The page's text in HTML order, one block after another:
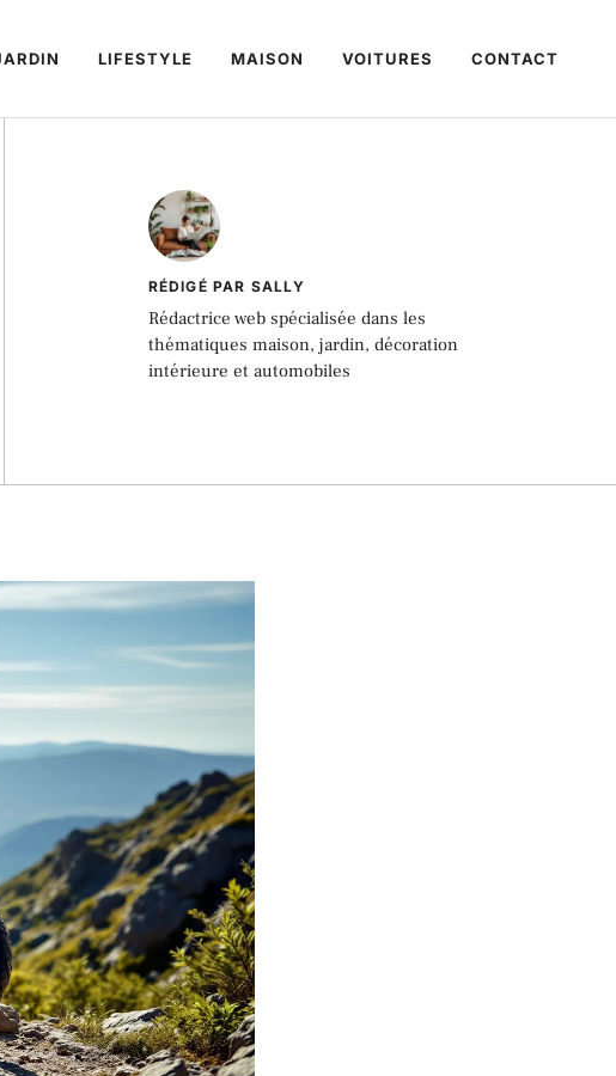
LIFESTYLE MAISON VOITURES CONTACT
RÉDIGÉ PAR SALLY
Rédactrice web spécialisée dans les
thématiques maison, jardin, décoration
intérieure et automobiles